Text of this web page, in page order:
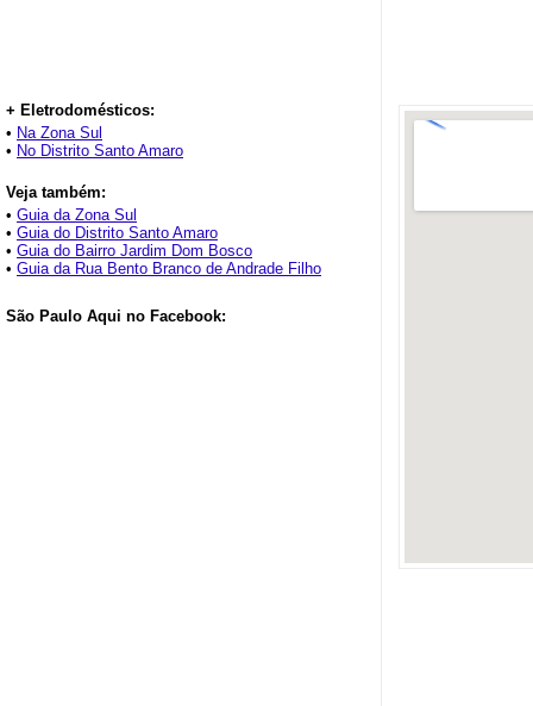
+ Eletrodomésticos:
• Na Zona Sul
• No Distrito Santo Amaro
Veja também:
• Guia da Zona Sul
• Guia do Distrito Santo Amaro
• Guia do Bairro Jardim Dom Bosco
• Guia da Rua Bento Branco de Andrade Filho
São Paulo Aqui no Facebook: